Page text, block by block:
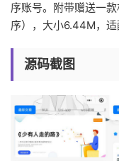
序账号。附带赠送一
序），大小6.44M，适
源码截图